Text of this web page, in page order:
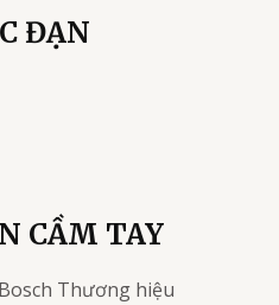
ĐẠN
CẦM TAY
Thương hiệu